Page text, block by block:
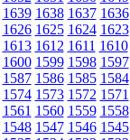
1639 1638 1637 1636
1626 1625 1624 1623
1613 1612 1611 1610
1600 1599 1598 1597
1587 1586 1585 1584
1574 1573 1572 1571
1561 1560 1559 1558
1548 1547 1546 1545